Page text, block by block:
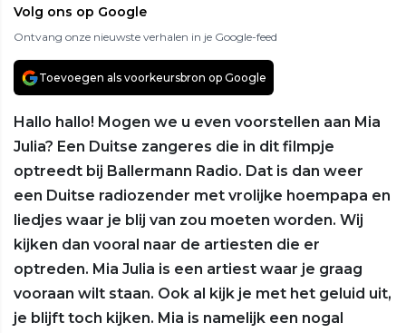
Volg ons op Google
Ontvang onze nieuwste verhalen in je Google-feed
Toevoegen als voorkeursbron op Google
Hallo hallo! Mogen we u even voorstellen aan Mia
Julia? Een Duitse zangeres die in dit filmpje
optreedt bij Ballermann Radio. Dat is dan weer
een Duitse radiozender met vrolijke hoempapa en
liedjes waar je blij van zou moeten worden. Wij
kijken dan vooral naar de artiesten die er
optreden. Mia Julia is een artiest waar je graag
vooraan wilt staan. Ook al kijk je met het geluid uit,
je blijft toch kijken. Mia is namelijk een nogal